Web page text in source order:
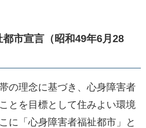
市宣言（昭和49年6月28
の理念に基づき、心身障害者
とを目標として住みよい環境
に「心身障害者福祉都市」と